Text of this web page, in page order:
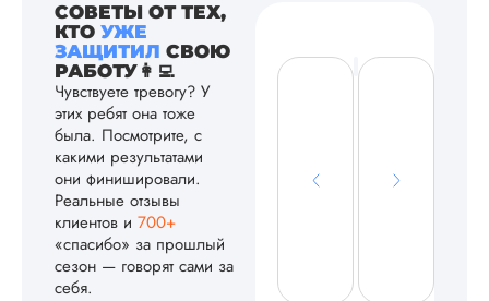
СОВЕТЫ ОТ ТЕХ,
КТО УЖЕ
ЗАЩИТИЛ СВОЮ
РАБОТУ👩‍💻
Чувствуете тревогу? У
этих ребят она тоже
была. Посмотрите, с
какими результатами
они финишировали.
Реальные отзывы
клиентов и 700+
«спасибо» за прошлый
сезон — говорят сами за
себя.